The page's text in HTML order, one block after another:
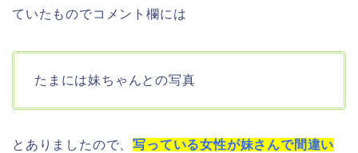
ていたものでコメント欄には
たまには妹ちゃんとの写真
とありましたので、写っている女性が妹さんで間違い